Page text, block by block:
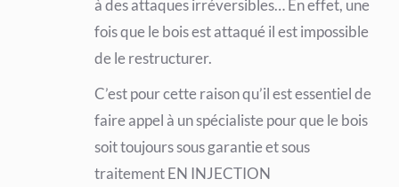
à des attaques irréversibles… En effet, une
fois que le bois est attaqué il est impossible
de le restructurer.
C’est pour cette raison qu’il est essentiel de
faire appel à un spécialiste pour que le bois
soit toujours sous garantie et sous
traitement EN INJECTION